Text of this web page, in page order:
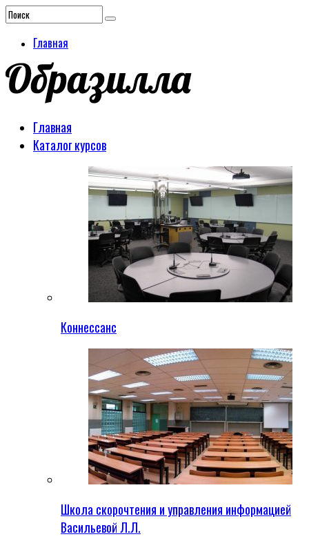
Главная
Главная
Каталог курсов
Коннессанс
Школа скорочтения и управления информацией
Васильевой Л.Л.